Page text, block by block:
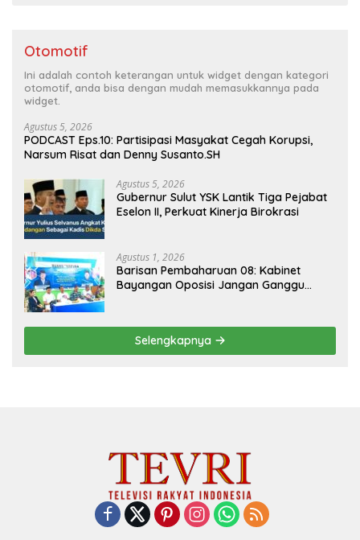
Otomotif
Ini adalah contoh keterangan untuk widget dengan kategori
otomotif, anda bisa dengan mudah memasukkannya pada
widget.
Agustus 5, 2026
PODCAST Eps.10: Partisipasi Masyakat Cegah Korupsi,
Narsum Risat dan Denny Susanto.SH
Agustus 5, 2026
Gubernur Sulut YSK Lantik Tiga Pejabat
Eselon II, Perkuat Kinerja Birokrasi
Agustus 1, 2026
Barisan Pembaharuan 08: Kabinet
Bayangan Oposisi Jangan Ganggu
Selengkapnya